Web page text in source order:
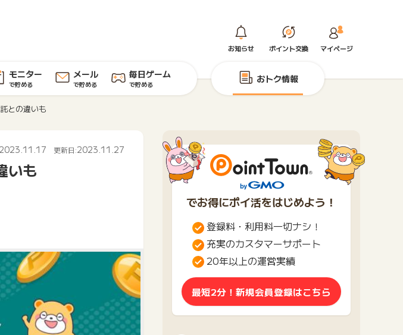
お知らせ ポイント交換 マイページ
モニター
で貯める
メール
で貯める
毎日ゲーム
で貯める おトク情報
との違いも
2023.11.17 更新日:2023.11.27
いも
でお得にポイ活をはじめよう！
登録料・利用料一切ナシ！
充実のカスタマーサポート
20年以上の運営実績
最短2分！新規会員登録はこちら